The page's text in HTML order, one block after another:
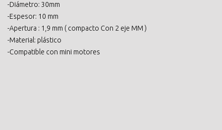
-Diámetro: 30mm
-Espesor: 10 mm
-Apertura : 1,9 mm ( compacto Con 2 eje MM )
-Material: plástico
-Compatible con mini motores